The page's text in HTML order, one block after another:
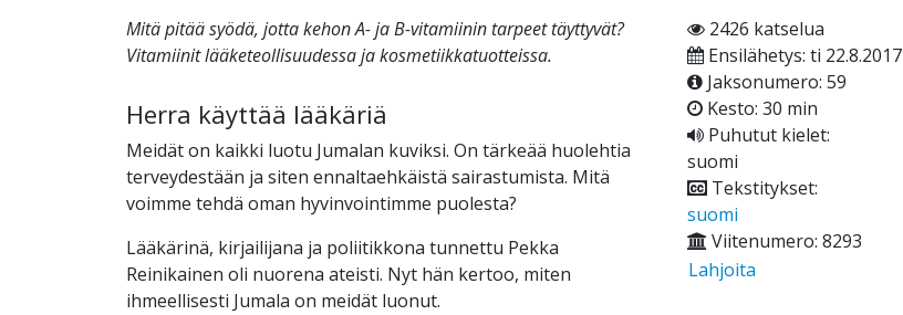
Mitä pitää syödä, jotta kehon A- ja B-vitamiinin tarpeet täyttyvät?
Vitamiinit lääketeollisuudessa ja kosmetiikkatuotteissa.
Herra käyttää lääkäriä
Meidät on kaikki luotu Jumalan kuviksi. On tärkeää huolehtia
terveydestään ja siten ennaltaehkäistä sairastumista. Mitä
voimme tehdä oman hyvinvointimme puolesta?
Lääkärinä, kirjailijana ja poliitikkona tunnettu Pekka
Reinikainen oli nuorena ateisti. Nyt hän kertoo, miten
ihmeellisesti Jumala on meidät luonut.
2426 katselua
Ensilähetys: ti 22.8.2017
Jaksonumero: 59
Kesto: 30 min
Puhutut kielet:
suomi
Tekstitykset:
suomi
Viitenumero: 8293
Lahjoita